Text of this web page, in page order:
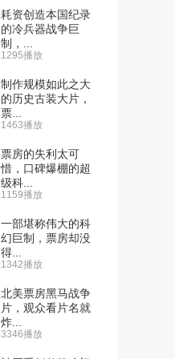
耗资创造本国纪录
的冷兵器战争巨
制，...
1295播放
制作规模如此之大
的历史古装大片，
票...
1463播放
票房的失利太可
惜，口碑爆棚的超
级科...
1159播放
一部堪称伟大的科
幻巨制，票房却没
得...
1342播放
北美票房黑马战争
片，观众看片名就
炸...
3346播放